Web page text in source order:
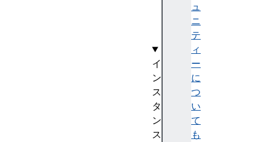
ュ
ニ
テ
ィ
ー
に
つ
い
て
も
イ
ン
ス
タ
ン
ス